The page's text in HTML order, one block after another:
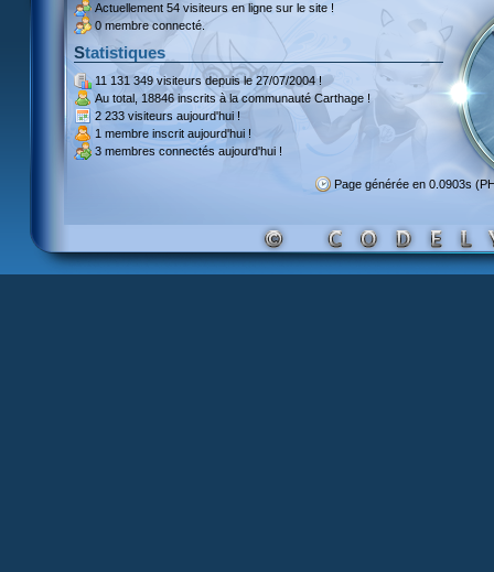
Actuellement 54 visiteurs en ligne sur le site !
0 membre connecté.
Statistiques
11 131 349 visiteursdepuis le 27/07/2004 !
Au total, 18846 inscritsà la communauté Carthage !
2 233 visiteurs aujourd'hui !
1 membre inscrit aujourd'hui !
3 membres connectés aujourd'hui !
Page générée en 0.0903s